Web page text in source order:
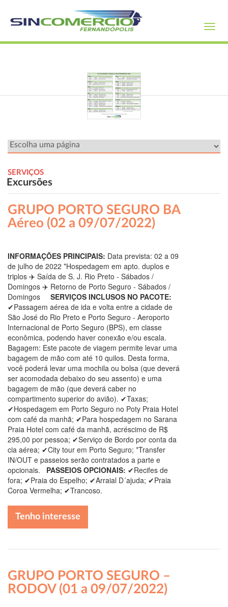
SERVIÇOS
Excursões
GRUPO PORTO SEGURO BA
Aéreo (02 a 09/07/2022)
INFORMAÇÕES PRINCIPAIS: Data prevista: 02 a 09
de julho de 2022 *Hospedagem em apto. duplos e
triplos ✈️ Saída de S. J. Rio Preto - Sábados /
Domingos ✈️ Retorno de Porto Seguro - Sábados /
Domingos SERVIÇOS INCLUSOS NO PACOTE:
✔Passagem aérea de ida e volta entre a cidade de
São José do Rio Preto e Porto Seguro - Aeroporto
Internacional de Porto Seguro (BPS), em classe
econômica, podendo haver conexão e/ou escala.
Bagagem: Este pacote de viagem permite levar uma
bagagem de mão com até 10 quilos. Desta forma,
você poderá levar uma mochila ou bolsa (que deverá
ser acomodada debaixo do seu assento) e uma
bagagem de mão (que deverá caber no
compartimento superior do avião). ✔Taxas;
✔Hospedagem em Porto Seguro no Poty Praia Hotel
com café da manhã; ✔Para hospedagem no Sarana
Praia Hotel com café da manhã, acréscimo de R$
295,00 por pessoa; ✔Serviço de Bordo por conta da
cia aérea; ✔City tour em Porto Seguro; *Transfer
IN/OUT e passeios serão contratados a parte e
opcionais. PASSEIOS OPCIONAIS: ✔Recifes de
fora; ✔Praia do Espelho; ✔Arraial D´ajuda; ✔Praia
Coroa Vermelha; ✔Trancoso.
Tenho interesse
GRUPO PORTO SEGURO –
RODOV (01 a 09/07/2022)